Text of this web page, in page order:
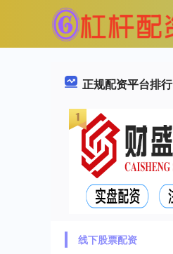
正规配资平台排行
线下股票配资